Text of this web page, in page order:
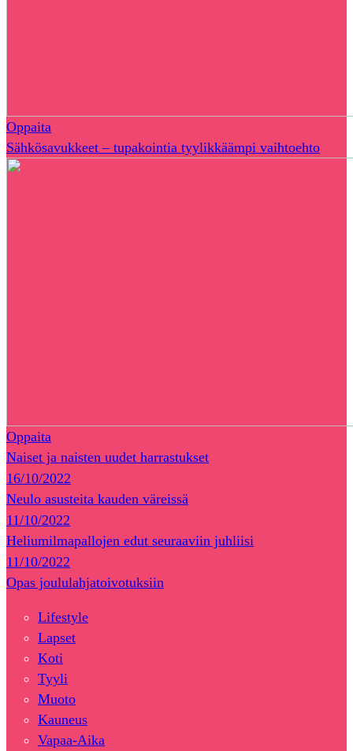
Oppaita
Sähkösavukkeet – tupakointia tyylikkäämpi vaihtoehto
Oppaita
Naiset ja naisten uudet harrastukset
16/10/2022
Neulo asusteita kauden väreissä
11/10/2022
Heliumilmapallojen edut seuraaviin juhliisi
11/10/2022
Opas joululahjatoivotuksiin
Lifestyle
Lapset
Koti
Tyyli
Muoto
Kauneus
Vapaa-Aika